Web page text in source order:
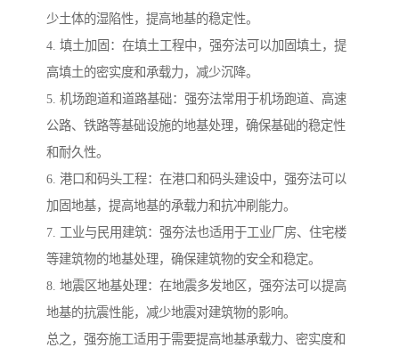
少土体的湿陷性，提高地基的稳定性。
4. 填土加固：在填土工程中，强夯法可以加固填土，提
高填土的密实度和承载力，减少沉降。
5. 机场跑道和道路基础：强夯法常用于机场跑道、高速
公路、铁路等基础设施的地基处理，确保基础的稳定性
和耐久性。
6. 港口和码头工程：在港口和码头建设中，强夯法可以
加固地基，提高地基的承载力和抗冲刷能力。
7. 工业与民用建筑：强夯法也适用于工业厂房、住宅楼
等建筑物的地基处理，确保建筑物的安全和稳定。
8. 地震区地基处理：在地震多发地区，强夯法可以提高
地基的抗震性能，减少地震对建筑物的影响。
总之，强夯施工适用于需要提高地基承载力、密实度和